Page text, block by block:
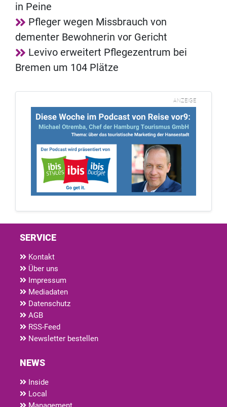
in Peine
Pfleger wegen Missbrauch von
dementer Bewohnerin vor Gericht
Levivo erweitert Pflegezentrum bei
Bremen um 104 Plätze
ANZEIGE
SERVICE
Kontakt
Über uns
Impressum
Mediadaten
Datenschutz
AGB
RSS-Feed
Newsletter bestellen
NEWS
Inside
Local